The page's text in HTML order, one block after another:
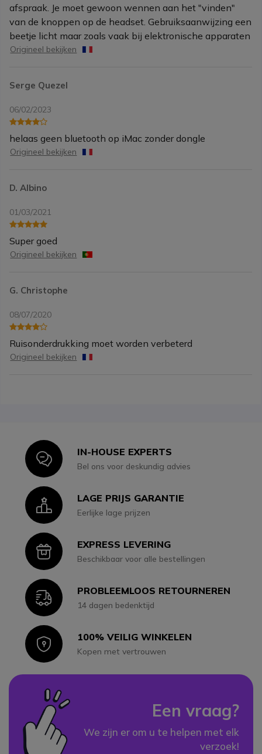
afspraak. Je moet gewoon wennen aan het "vinden"
van de knoppen op de headset. Gebruiksaanwijzing een
beetje licht maar zoals vaak bij elektronische apparaten
Origineel bekijken
Serge Quezel
06/02/2023
helaas geen bluetooth op iMac zonder dongle
Origineel bekijken
D. Albino
01/03/2021
Super goed
Origineel bekijken
G. Christophe
08/07/2020
Ruisonderdrukking moet worden verbeterd
Origineel bekijken
IconIN-HOUSE EXPERTS
Bel ons voor deskundig advies
IconLAGE PRIJS GARANTIE
Eerlijke lage prijzen
IconEXPRESS LEVERING
Beschikbaar voor alle bestellingen
IconPROBLEEMLOOS RETOURNEREN
14 dagen bedenktijd
Icon100% VEILIG WINKELEN
Kopen met vertrouwen
Een vraag?
We zijn er om u te helpen met elk
verzoek!